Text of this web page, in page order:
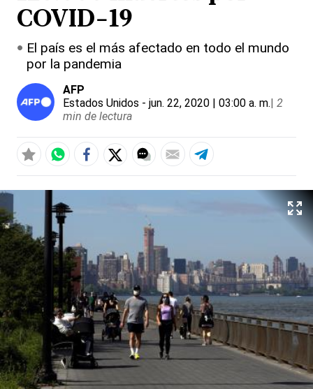
COVID-19
El país es el más afectado en todo el mundo
por la pandemia
AFP
Estados Unidos - jun. 22, 2020 | 03:00 a. m.| 2
min de lectura